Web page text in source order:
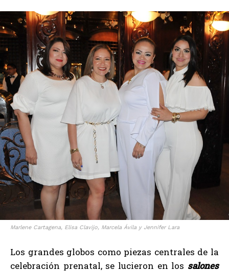
Marlene Cartagena, Elisa Clavijo, Marcela Ávila y Jennifer Lara
Los grandes globos como piezas centrales de la
celebración prenatal, se lucieron en los salones